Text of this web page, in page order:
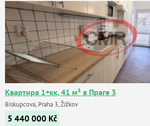
Квартира 1+кк, 41 м² в Праге 3
Biskupcova, Praha 3, Žižkov
5 440 000 Kč